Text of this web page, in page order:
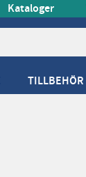
Kataloger
TILLBEHÖR